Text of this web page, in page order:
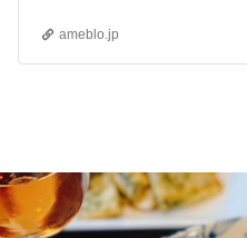
ameblo.jp